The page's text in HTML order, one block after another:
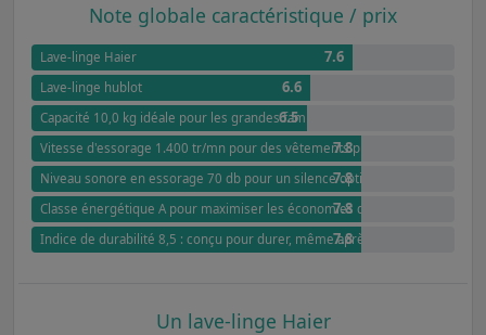
Note globale caractéristique / prix
Lave-linge Haier 7.6
Lave-linge hublot 6.6
Capacité 10,0 kg idéale pour les grandes familles
6.5
Vitesse d'essorage 1.400 tr/mn pour des vêtements presque secs
7.8
Niveau sonore en essorage 70 db pour un silence optimal
7.8
Classe énergétique A pour maximiser les économies d'énergie
7.8
Indice de durabilité 8,5 : conçu pour durer, même après des années
7.8
Un lave-linge Haier